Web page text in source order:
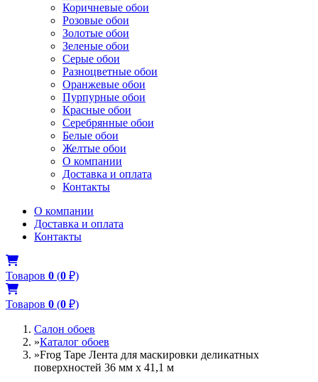
Коричневые обои
Розовые обои
Золотые обои
Зеленые обои
Серые обои
Разноцветные обои
Оранжевые обои
Пурпурные обои
Красные обои
Серебрянные обои
Белые обои
Желтые обои
О компании
Доставка и оплата
Контакты
О компании
Доставка и оплата
Контакты
Товаров 0 (0 ₽)
Товаров 0 (0 ₽)
Салон обоев
»Каталог обоев
»Frog Tape Лента для маскировки деликатных
поверхностей 36 мм x 41,1 м